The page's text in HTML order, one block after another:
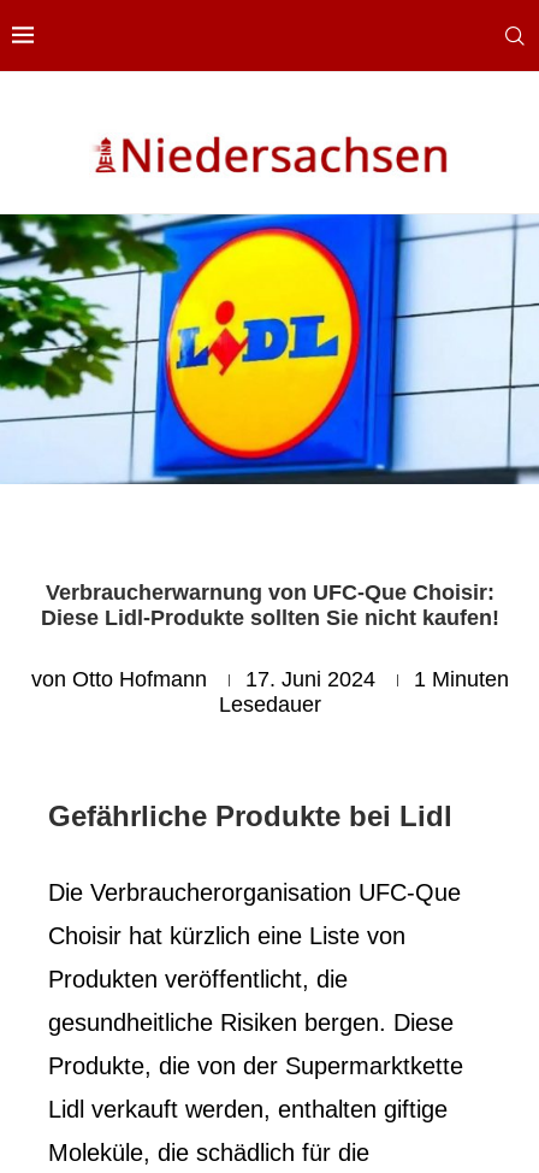
Verbraucherwarnung von UFC-Que Choisir:
Diese Lidl-Produkte sollten Sie nicht kaufen!
von Otto Hofmann 17. Juni 2024
1 Minuten
Lesedauer
Gefährliche Produkte bei Lidl
Die Verbraucherorganisation UFC-Que
Choisir hat kürzlich eine Liste von
Produkten veröffentlicht, die
gesundheitliche Risiken bergen. Diese
Produkte, die von der Supermarktkette
Lidl verkauft werden, enthalten giftige
Moleküle, die schädlich für die